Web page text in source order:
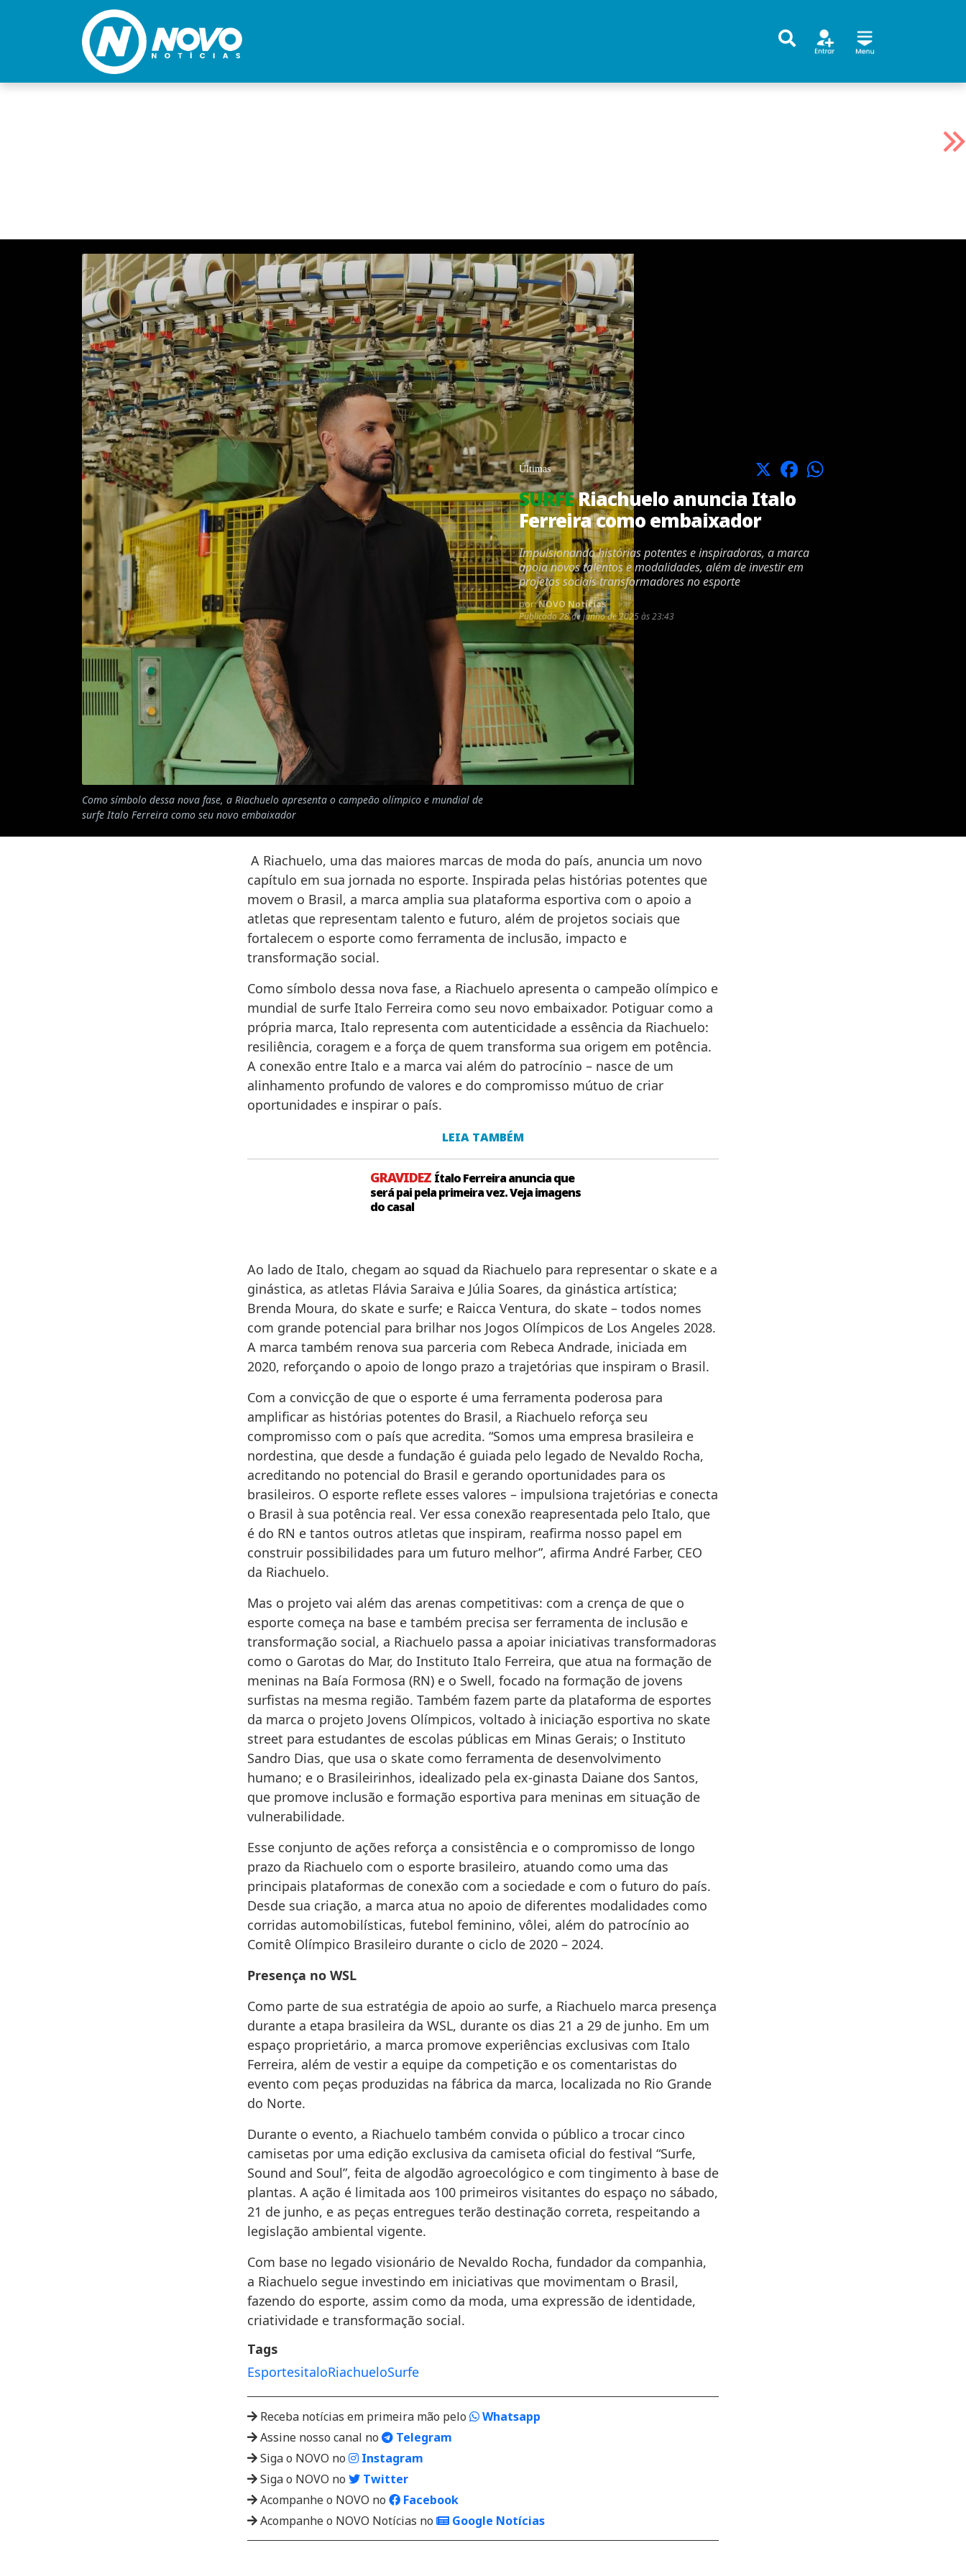
Como símbolo dessa nova fase, a Riachuelo apresenta o campeão olímpico e mundial de
surfe Italo Ferreira como seu novo embaixador
Últimas X Facebook
SURFERiachuelo anuncia Italo
Ferreira como embaixador
Impulsionando histórias potentes e inspiradoras, a marca
apoia novos talentos e modalidades, além de investir em
projetos sociais transformadores no esporte
por:NOVO Notícias
Publicado28 de junho de 2025 às 23:43
A Riachuelo, uma das maiores marcas de moda do país, anuncia um novo
capítulo em sua jornada no esporte. Inspirada pelas histórias potentes que
movem o Brasil, a marca amplia sua plataforma esportiva com o apoio a
atletas que representam talento e futuro, além de projetos sociais que
fortalecem o esporte como ferramenta de inclusão, impacto e
transformação social.
Como símbolo dessa nova fase, a Riachuelo apresenta o campeão olímpico e
mundial de surfe Italo Ferreira como seu novo embaixador. Potiguar como a
própria marca, Italo representa com autenticidade a essência da Riachuelo:
resiliência, coragem e a força de quem transforma sua origem em potência.
A conexão entre Italo e a marca vai além do patrocínio – nasce de um
alinhamento profundo de valores e do compromisso mútuo de criar
oportunidades e inspirar o país.
LEIA TAMBÉM
GRAVIDEZ Ítalo Ferreira anuncia que
será pai pela primeira vez. Veja imagens
do casal
Ao lado de Italo, chegam ao squad da Riachuelo para representar o skate e a
ginástica, as atletas Flávia Saraiva e Júlia Soares, da ginástica artística;
Brenda Moura, do skate e surfe; e Raicca Ventura, do skate – todos nomes
com grande potencial para brilhar nos Jogos Olímpicos de Los Angeles 2028.
A marca também renova sua parceria com Rebeca Andrade, iniciada em
2020, reforçando o apoio de longo prazo a trajetórias que inspiram o Brasil.
Com a convicção de que o esporte é uma ferramenta poderosa para
amplificar as histórias potentes do Brasil, a Riachuelo reforça seu
compromisso com o país que acredita. “Somos uma empresa brasileira e
nordestina, que desde a fundação é guiada pelo legado de Nevaldo Rocha,
acreditando no potencial do Brasil e gerando oportunidades para os
brasileiros. O esporte reflete esses valores – impulsiona trajetórias e conecta
o Brasil à sua potência real. Ver essa conexão reapresentada pelo Italo, que
é do RN e tantos outros atletas que inspiram, reafirma nosso papel em
construir possibilidades para um futuro melhor”, afirma André Farber, CEO
da Riachuelo.
Mas o projeto vai além das arenas competitivas: com a crença de que o
esporte começa na base e também precisa ser ferramenta de inclusão e
transformação social, a Riachuelo passa a apoiar iniciativas transformadoras
como o Garotas do Mar, do Instituto Italo Ferreira, que atua na formação de
meninas na Baía Formosa (RN) e o Swell, focado na formação de jovens
surfistas na mesma região. Também fazem parte da plataforma de esportes
da marca o projeto Jovens Olímpicos, voltado à iniciação esportiva no skate
street para estudantes de escolas públicas em Minas Gerais; o Instituto
Sandro Dias, que usa o skate como ferramenta de desenvolvimento
humano; e o Brasileirinhos, idealizado pela ex-ginasta Daiane dos Santos,
que promove inclusão e formação esportiva para meninas em situação de
vulnerabilidade.
Esse conjunto de ações reforça a consistência e o compromisso de longo
prazo da Riachuelo com o esporte brasileiro, atuando como uma das
principais plataformas de conexão com a sociedade e com o futuro do país.
Desde sua criação, a marca atua no apoio de diferentes modalidades como
corridas automobilísticas, futebol feminino, vôlei, além do patrocínio ao
Comitê Olímpico Brasileiro durante o ciclo de 2020 – 2024.
Presença no WSL
Como parte de sua estratégia de apoio ao surfe, a Riachuelo marca presença
durante a etapa brasileira da WSL, durante os dias 21 a 29 de junho. Em um
espaço proprietário, a marca promove experiências exclusivas com Italo
Ferreira, além de vestir a equipe da competição e os comentaristas do
evento com peças produzidas na fábrica da marca, localizada no Rio Grande
do Norte.
Durante o evento, a Riachuelo também convida o público a trocar cinco
camisetas por uma edição exclusiva da camiseta oficial do festival “Surfe,
Sound and Soul”, feita de algodão agroecológico e com tingimento à base de
plantas. A ação é limitada aos 100 primeiros visitantes do espaço no sábado,
21 de junho, e as peças entregues terão destinação correta, respeitando a
legislação ambiental vigente.
Com base no legado visionário de Nevaldo Rocha, fundador da companhia,
a Riachuelo segue investindo em iniciativas que movimentam o Brasil,
fazendo do esporte, assim como da moda, uma expressão de identidade,
criatividade e transformação social.
Tags
EsportesitaloRiachueloSurfe
Receba notícias em primeira mão pelo
Whatsapp
Assine nosso canal no
Telegram
Siga o NOVO no
Instagram
Siga o NOVO no
Twitter
Acompanhe o NOVO no
Facebook
Acompanhe o NOVO Notícias no
Google Notícias